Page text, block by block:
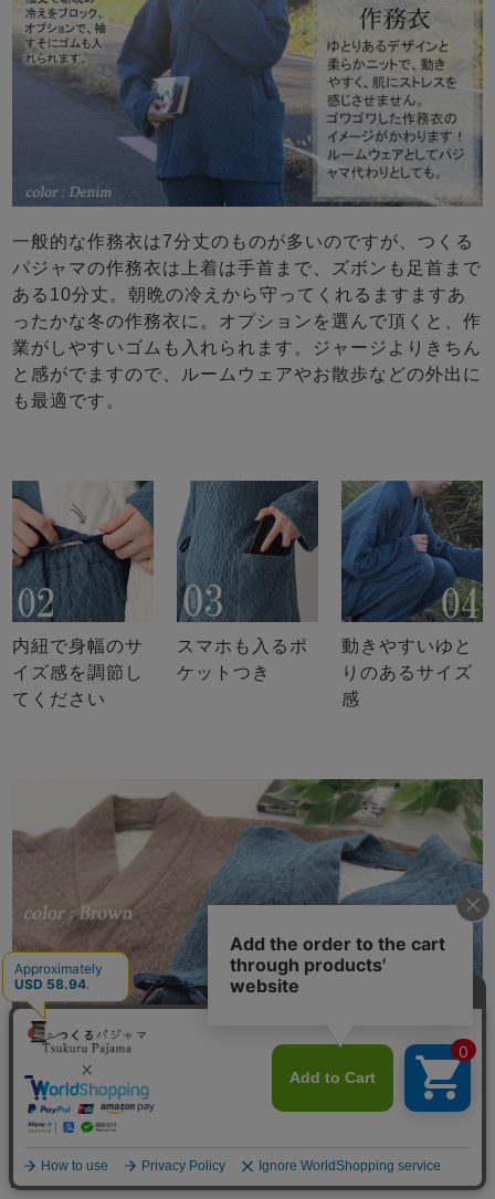
メニュー
一般的な作務衣は7分丈のものが多いのですが、つくる
パジャマの作務衣は上着は手首まで、ズボンも足首まで
ある10分丈。朝晩の冷えから守ってくれるますますあ
ったかな冬の作務衣に。オプションを選んで頂くと、作
業がしやすいゴムも入れられます。ジャージよりきちん
と感がでますので、ルームウェアやお散歩などの外出に
も最適です。
内紐で身幅のサ
イズ感を調節し
てください
スマホも入るポ
ケットつき
動きやすいゆと
りのあるサイズ
感
長袖 前開き